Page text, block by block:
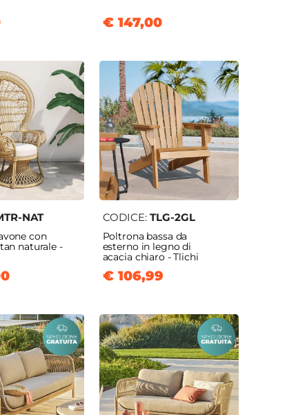
€ 147,00
NAT
con
naturale -
CODICE: TLG-2GL
Poltrona bassa da
esterno in legno di
acacia chiaro - Tlichi
€ 106,99